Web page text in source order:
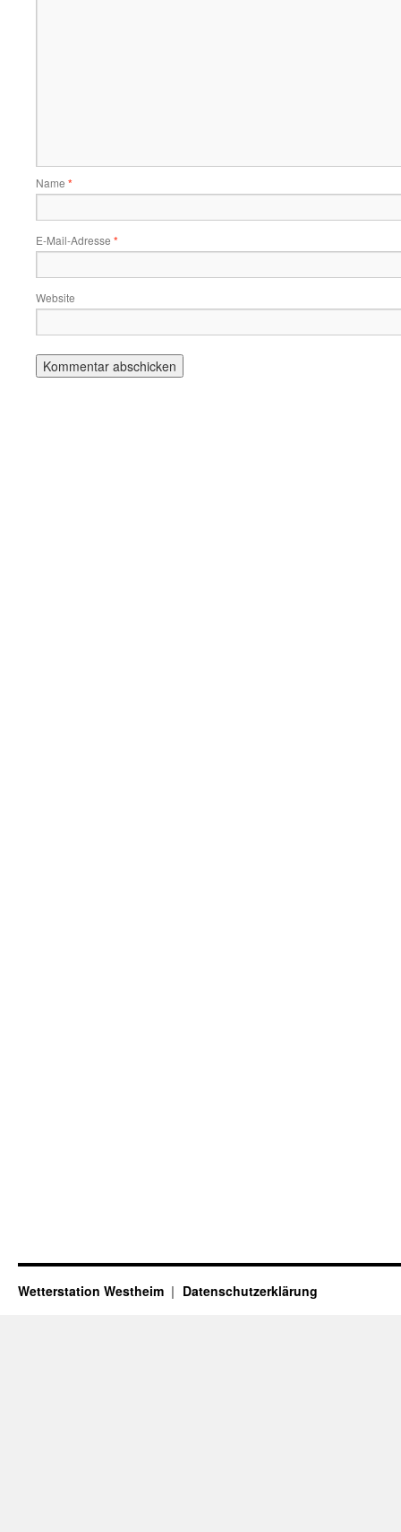
Name *
E-Mail-Adresse *
Website
Wetterstation Westheim Datenschutzerklärung